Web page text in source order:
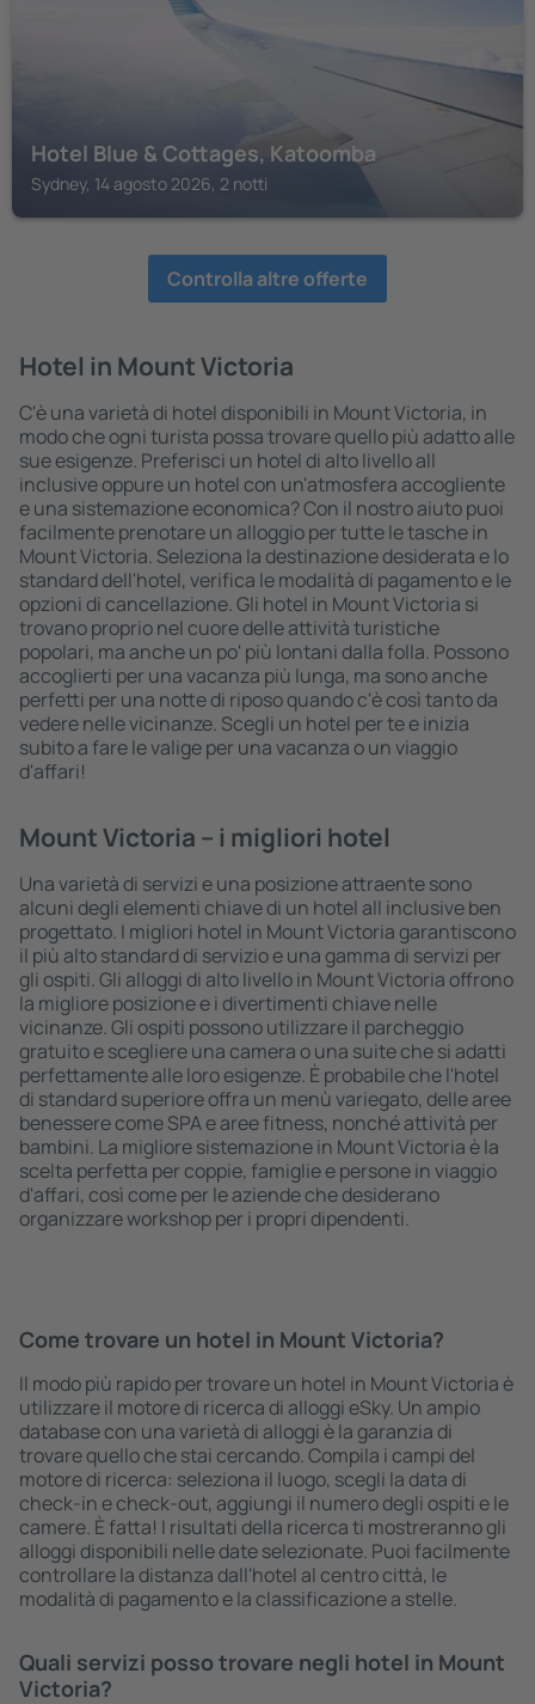
Hotel Blue & Cottages, Katoomba
Sydney, 14 agosto 2026, 2 notti
Controlla altre offerte
Hotel in Mount Victoria
C'è una varietà di hotel disponibili in Mount Victoria, in
modo che ogni turista possa trovare quello più adatto alle
sue esigenze. Preferisci un hotel di alto livello all
inclusive oppure un hotel con un'atmosfera accogliente
e una sistemazione economica? Con il nostro aiuto puoi
facilmente prenotare un alloggio per tutte le tasche in
Mount Victoria. Seleziona la destinazione desiderata e lo
standard dell'hotel, verifica le modalità di pagamento e le
opzioni di cancellazione. Gli hotel in Mount Victoria si
trovano proprio nel cuore delle attività turistiche
popolari, ma anche un po' più lontani dalla folla. Possono
accoglierti per una vacanza più lunga, ma sono anche
perfetti per una notte di riposo quando c'è così tanto da
vedere nelle vicinanze. Scegli un hotel per te e inizia
subito a fare le valige per una vacanza o un viaggio
d'affari!
Mount Victoria – i migliori hotel
Una varietà di servizi e una posizione attraente sono
alcuni degli elementi chiave di un hotel all inclusive ben
progettato. I migliori hotel in Mount Victoria garantiscono
il più alto standard di servizio e una gamma di servizi per
gli ospiti. Gli alloggi di alto livello in Mount Victoria offrono
la migliore posizione e i divertimenti chiave nelle
vicinanze. Gli ospiti possono utilizzare il parcheggio
gratuito e scegliere una camera o una suite che si adatti
perfettamente alle loro esigenze. È probabile che l'hotel
di standard superiore offra un menù variegato, delle aree
benessere come SPA e aree fitness, nonché attività per
bambini. La migliore sistemazione in Mount Victoria è la
scelta perfetta per coppie, famiglie e persone in viaggio
d'affari, così come per le aziende che desiderano
organizzare workshop per i propri dipendenti.
Come trovare un hotel in Mount Victoria?
Il modo più rapido per trovare un hotel in Mount Victoria è
utilizzare il motore di ricerca di alloggi eSky. Un ampio
database con una varietà di alloggi è la garanzia di
trovare quello che stai cercando. Compila i campi del
motore di ricerca: seleziona il luogo, scegli la data di
check-in e check-out, aggiungi il numero degli ospiti e le
camere. È fatta! I risultati della ricerca ti mostreranno gli
alloggi disponibili nelle date selezionate. Puoi facilmente
controllare la distanza dall'hotel al centro città, le
modalità di pagamento e la classificazione a stelle.
Quali servizi posso trovare negli hotel in Mount
Victoria?